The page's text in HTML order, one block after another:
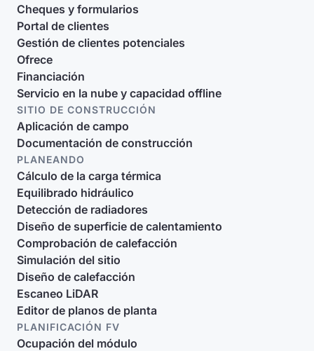
Cheques y formularios
Portal de clientes
Gestión de clientes potenciales
Ofrece
Financiación
Servicio en la nube y capacidad offline
SITIO DE CONSTRUCCIÓN
Aplicación de campo
Documentación de construcción
PLANEANDO
Cálculo de la carga térmica
Equilibrado hidráulico
Detección de radiadores
Diseño de superficie de calentamiento
Comprobación de calefacción
Simulación del sitio
Diseño de calefacción
Escaneo LiDAR
Editor de planos de planta
PLANIFICACIÓN FV
Ocupación del módulo